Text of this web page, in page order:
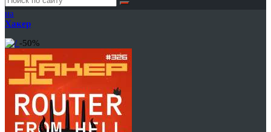
подписка
на
Хакер
-50%